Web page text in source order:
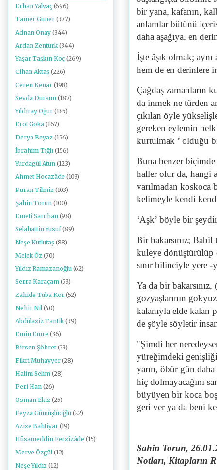
bir yana, kafanın,
anlamlar bütünü
daha aşağıya, en
İşte âşık olmak;
hem de en derinlere
Çağdaş zamanların
da inmek ne türden
çıkılan öyle
gereken eylemin
kurtulmak ’ olduğu
Buna benzer biçimde
haller olur da, hangi
varılmadan koskoca
kelimeyle kendi
‘Aşk’ böyle bir
Bir bakarsınız; Babil
kuleye dönüştürülüp
sınır bilinciyle yere
Ya da bir
gözyaşlarının
kalanıyla elde kalan
de şöyle söyletir
"Şimdi her
yüreğimdeki
yarın, öbür gün
hiç dolmayacağını
büyüyen bir koca
geri ver ya da beni
Şahin Torun,
Notları, Kitapların
Erhan Yalvaç (696)
Tamer Güner (377)
Adnan Onay (344)
Ardan Zentürk (344)
Yaşar Taşkın Koç (269)
Cihan Aktaş (226)
Ceren Kenar (198)
Sevda Dursun (187)
Yıldıray Oğur (185)
Erol Göka (167)
Derya Beyaz (156)
İbrahim Tığlı (156)
Yurdagül Atun (123)
Ahmet Hocazâde (103)
Puran Tilmiz (103)
Şahin Torun (100)
Emeti Saruhan (98)
Selahattin Yusuf (89)
Neşe Kutlutaş (88)
Melek Öz (70)
Yıldız Ramazanoğlu (62)
Serra Karaçam (53)
Zahide Tuba Kor (52)
Nehir Nil (40)
Abdülaziz Tantik (39)
Emin Emre (36)
Birsen Şöhret (33)
Fikri Muhayyer (28)
Halim Selim (28)
Peri Han (26)
Osman Ekiz (25)
Feyza Gümüşlüoğlu (22)
Azize Bahtiyar (19)
Hüsameddin Ferzîzâde (15)
Merve Özgül (12)
Neşe Yıldız (12)